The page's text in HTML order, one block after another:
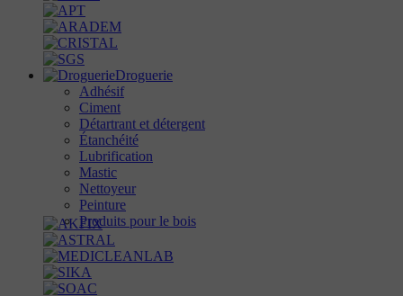
Droguerie
Adhésif
Ciment
Détartrant et détergent
Étanchéité
Lubrification
Mastic
Nettoyeur
Peinture
Produits pour le bois